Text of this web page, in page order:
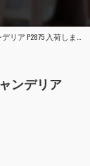
P2875 入荷しました！！
ンデリア